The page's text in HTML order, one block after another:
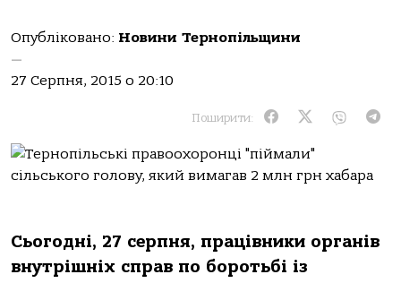
Опубліковано: Новини Тернопільщини
—
27 Серпня, 2015 о 20:10
Поширити:
Сьогодні, 27 серпня, працівники органів
внутрішніх справ по боротьбі із